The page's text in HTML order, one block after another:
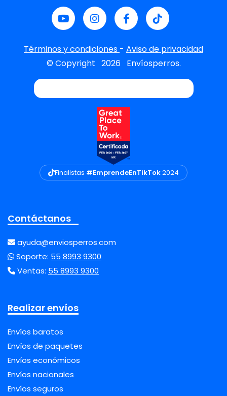
Términos y condiciones - Aviso de privacidad
© Copyright 2026 Envíosperros.
Finalistas #EmprendeEnTikTok2024
Contáctanos
ayuda@enviosperros.com
Soporte: 55 8993 9300
Ventas: 55 8993 9300
Realizar envíos
Envíos baratos
Envíos de paquetes
Envíos económicos
Envíos nacionales
Envíos seguros